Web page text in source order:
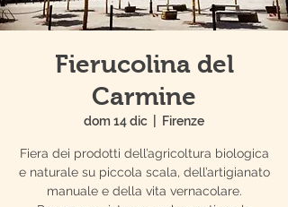
Fierucolina del
Carmine
dom 14 dic Firenze
Fiera dei prodotti dell’agricoltura biologica
e naturale su piccola scala, dell’artigianato
manuale e della vita vernacolare.